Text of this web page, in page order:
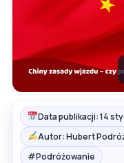
Data publikacji: 14
Autor: Hubert
#Podróżowanie